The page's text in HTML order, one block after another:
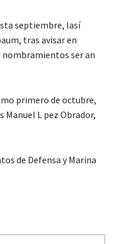
septiembre, lasí
tras avisar en
ser an
primero de octubre,
Manuel L pez Obrador,
de Defensa y Marina